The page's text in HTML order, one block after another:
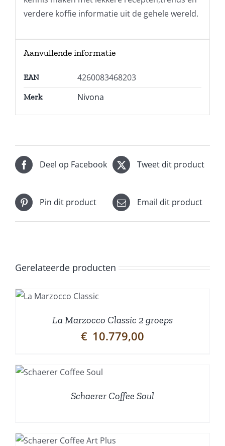
verdere koffie informatie uit de gehele wereld.
Aanvullende informatie
EAN 4260083468203
Merk Nivona
Deel op Facebook Tweet dit product
Pin dit product Email dit product
Gerelateerde producten
La Marzocco Classic 2 groeps
€ 10.779,00
Schaerer Coffee Soul